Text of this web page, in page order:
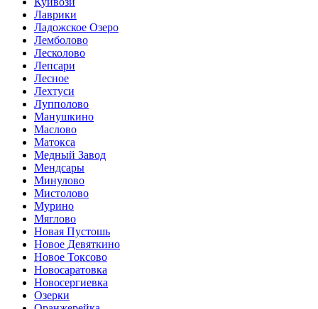
Лаврики
Ладожское Озеро
Лемболово
Лесколово
Лепсари
Лесное
Лехтуси
Лупполово
Манушкино
Маслово
Матокса
Медный Завод
Мендсары
Минулово
Мистолово
Мурино
Мяглово
Новая Пустошь
Новое Девяткино
Новое Токсово
Новосаратовка
Новосергиевка
Озерки